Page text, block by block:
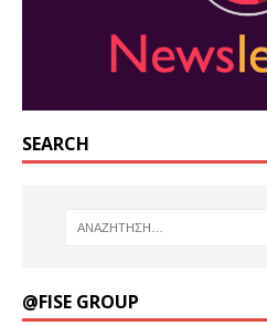
SEARCH
@FISE GROUP